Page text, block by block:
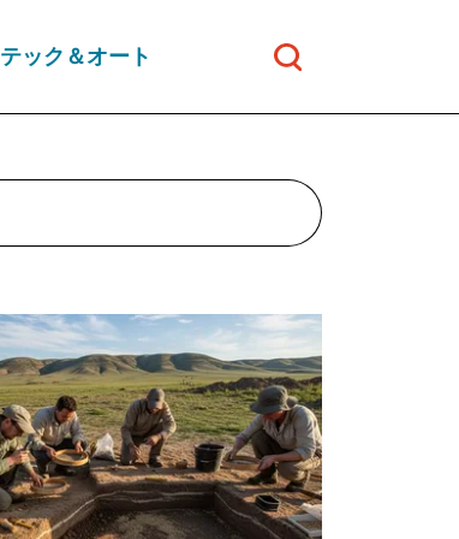
テック＆オート